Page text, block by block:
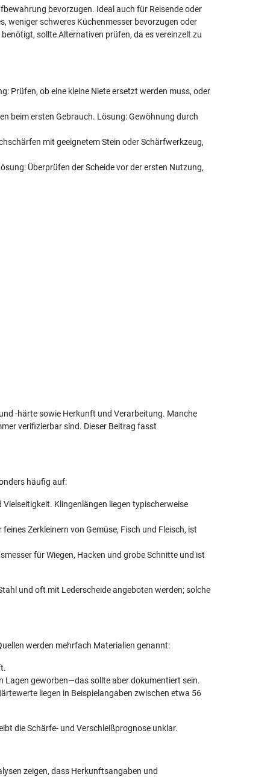
bevorzugen. Ideal auch für Reisende oder
weniger schweres Küchenmesser bevorzugen oder
sollte Alternativen prüfen, da es vereinzelt zu
Prüfen, ob eine kleine Niete ersetzt werden muss, oder
beim ersten Gebrauch. Lösung: Gewöhnung durch
mit geeignetem Stein oder Schärfwerkzeug,
Überprüfen der Scheide vor der ersten Nutzung,
-härte sowie Herkunft und Verarbeitung. Manche
verifizierbar sind. Dieser Beitrag fasst
häufig auf:
Klingenlängen liegen typischerweise
Zerkleinern von Gemüse, Fisch und Fleisch, ist
für Wiegen, Hacken und grobe Schnitte und ist
und oft mit Lederscheide angeboten werden; solche
werden mehrfach Materialien genannt:
Lagen geworben—das sollte aber dokumentiert sein.
liegen in Beispielangaben zwischen etwa 56
die Schärfe- und Verschleißprognose unklar.
zeigen, dass Herkunftsangaben und